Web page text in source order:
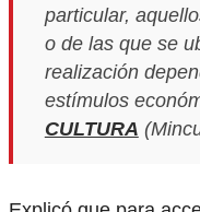
particular,
o de las que se
realización
estímulos
CULTURA